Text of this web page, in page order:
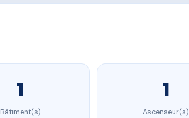
1
Bâtiment(s)
1
Ascenseur(s)